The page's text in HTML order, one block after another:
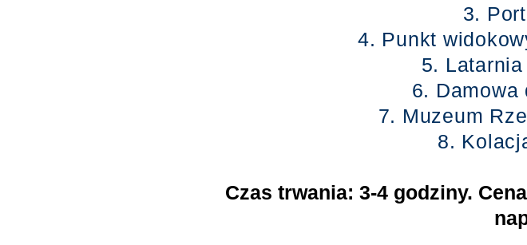
3.
4. Punkt
5.
6. Damowa
7. Muzeum
8.
Czas trwania: 3-4 godziny.